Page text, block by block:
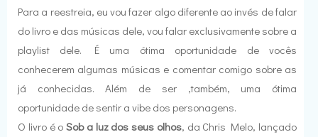
Para a reestreia, eu vou fazer algo diferente ao invés de falar
do livro e das músicas dele, vou falar exclusivamente sobre a
playlist dele. É uma ótima oportunidade de vocês
conhecerem algumas músicas e comentar comigo sobre as
já conhecidas. Além de ser ,também, uma ótima
oportunidade de sentir a vibe dos personagens.
O livro é oSob a luz dos seus olhos, da Chris Melo, lançado